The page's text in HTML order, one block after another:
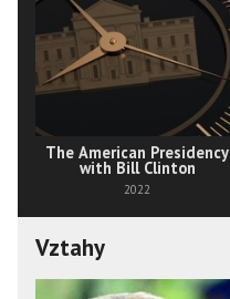
The American Presidency
with Bill Clinton
2022
Vztahy